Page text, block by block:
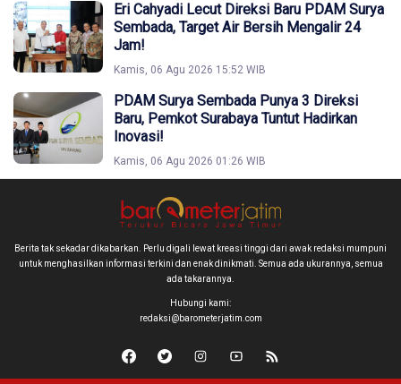
Eri Cahyadi Lecut Direksi Baru PDAM Surya
Sembada, Target Air Bersih Mengalir 24
Jam!
Kamis, 06 Agu 2026 15:52 WIB
PDAM Surya Sembada Punya 3 Direksi
Baru, Pemkot Surabaya Tuntut Hadirkan
Inovasi!
Kamis, 06 Agu 2026 01:26 WIB
Berita tak sekadar dikabarkan. Perlu digali lewat kreasi tinggi dari awak redaksi mumpuni
untuk menghasilkan informasi terkini dan enak dinikmati. Semua ada ukurannya, semua
ada takarannya.
Hubungi kami:
redaksi@barometerjatim.com